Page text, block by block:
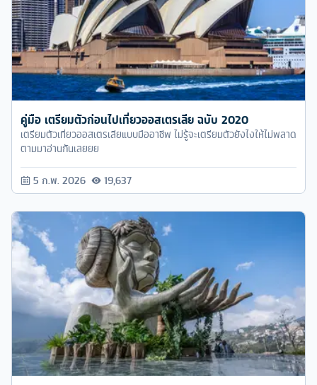
คู่มือ เตรียมตัวก่อนไปเที่ยวออสเตรเลีย ฉบับ 2020
เตรียมตัวเที่ยวออสเตรเลียแบบมืออาชีพ ไม่รู้จะเตรียมตัวยังไงให้ไม่พลาด
ตามมาอ่านกันเลยยย
5 ก.พ. 2026 19,637